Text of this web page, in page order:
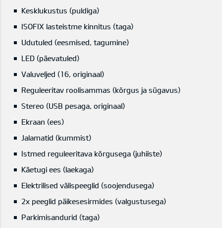
Kesklukustus (puldiga)
ISOFIX lasteistme kinnitus (taga)
Udutuled (eesmised, tagumine)
LED (päevatuled)
Valuveljed (16, originaal)
Reguleeritav roolisammas (kõrgus ja sügavus)
Stereo (USB pesaga, originaal)
Ekraan (ees)
Jalamatid (kummist)
Istmed reguleeritava kõrgusega (juhiiste)
Käetugi ees (laekaga)
Elektrilised välispeeglid (soojendusega)
2x peeglid päikesesirmides (valgustusega)
Parkimisandurid (taga)